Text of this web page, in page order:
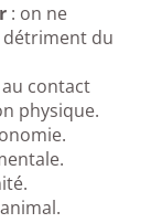
: on ne
détriment du
contact
physique.